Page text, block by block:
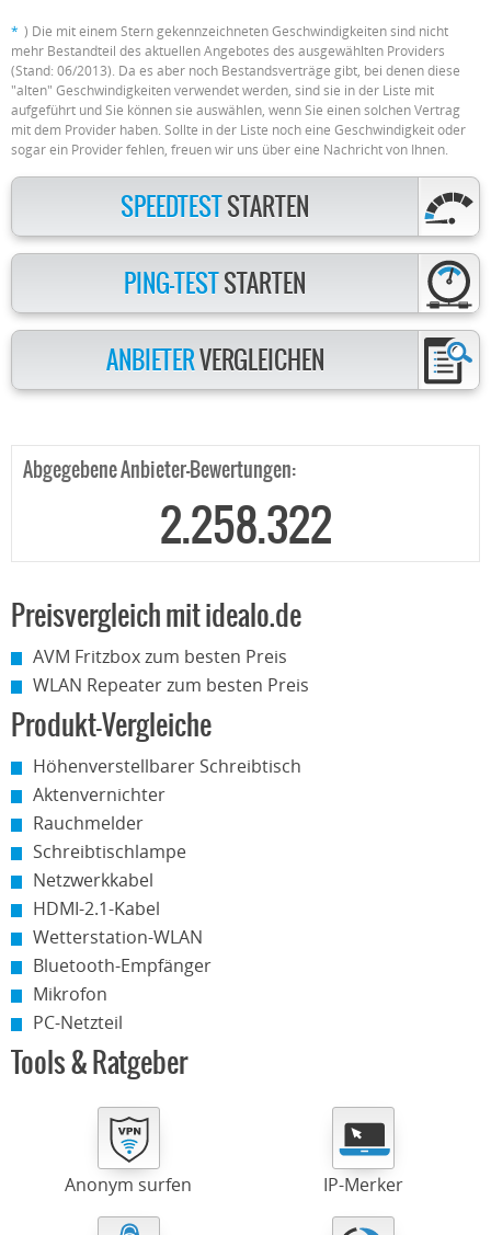
* ) Die mit einem Stern gekennzeichneten Geschwindigkeiten sind nicht
mehr Bestandteil des aktuellen Angebotes des ausgewählten Providers
(Stand: 06/2013). Da es aber noch Bestandsverträge gibt, bei denen diese
"alten" Geschwindigkeiten verwendet werden, sind sie in der Liste mit
aufgeführt und Sie können sie auswählen, wenn Sie einen solchen Vertrag
mit dem Provider haben. Sollte in der Liste noch eine Geschwindigkeit oder
sogar ein Provider fehlen, freuen wir uns über eine Nachricht von Ihnen.
SPEEDTESTSTARTEN
PING-TESTSTARTEN
ANBIETERVERGLEICHEN
Abgegebene Anbieter-Bewertungen:
2.258.322
Preisvergleich mit idealo.de
AVM Fritzbox zum besten Preis
WLAN Repeater zum besten Preis
Produkt-Vergleiche
Höhenverstellbarer Schreibtisch
Aktenvernichter
Rauchmelder
Schreibtischlampe
Netzwerkkabel
HDMI-2.1-Kabel
Wetterstation-WLAN
Bluetooth-Empfänger
Mikrofon
PC-Netzteil
Tools & Ratgeber
Anonym surfen IP-Merker